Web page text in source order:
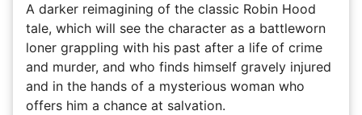
A darker reimagining of the classic Robin Hood
tale, which will see the character as a battleworn
loner grappling with his past after a life of crime
and murder, and who finds himself gravely injured
and in the hands of a mysterious woman who
offers him a chance at salvation.